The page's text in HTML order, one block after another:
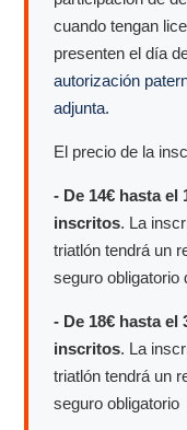
cuando tengan
presenten el día
autorización
adjunta.
El precio de la
- De 14€ hasta el
inscritos. La
triatlón tendrá un
seguro obligatorio
- De 18€ hasta el
inscritos. La
triatlón tendrá un
seguro obligatorio